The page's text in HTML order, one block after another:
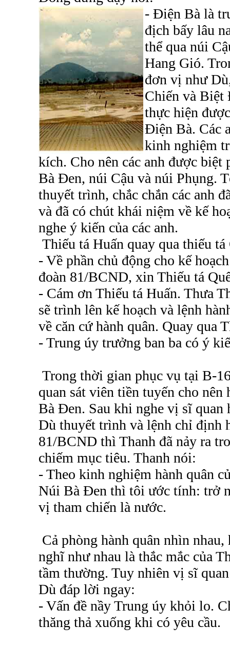
- Điện Bà là
địch bấy lâu
thể qua núi
Hang Gió.
đơn vị như
Chiến và Biệt
thực hiện
Điện Bà. Các
kinh nghiệm
kích. Cho nên các anh được biệt
Bà Đen, núi Cậu và núi Phụng.
thuyết trình, chắc chắn các anh
và đã có chút khái niệm về kế
nghe ý kiến của các anh.
Thiếu tá Huấn quay qua thiếu
- Về phần chủ động cho kế
đoàn 81/BCND, xin Thiếu tá
- Cám ơn Thiếu tá Huấn. Thưa
sẽ trình lên kế hoạch và lệnh
về căn cứ hành quân. Quay qua
- Trung úy trưởng ban ba có ý
Trong thời gian phục vụ tại B-
quan sát viên tiền tuyến cho
Bà Đen. Sau khi nghe vị sĩ quan
Dù thuyết trình và lệnh chỉ định
81/BCND thì Thanh đã nảy ra
chiếm mục tiêu. Thanh nói:
- Theo kinh nghiệm hành quân
Núi Bà Đen thì tôi ước tính: trở
vị tham chiến là nước.
Cả phòng hành quân nhìn
nghĩ như nhau là thắc mắc của
tầm thường. Tuy nhiên vị sĩ
Dù đáp lời ngay:
- Vấn đề nầy Trung úy khỏi lo.
thăng thả xuống khi có yêu cầu.